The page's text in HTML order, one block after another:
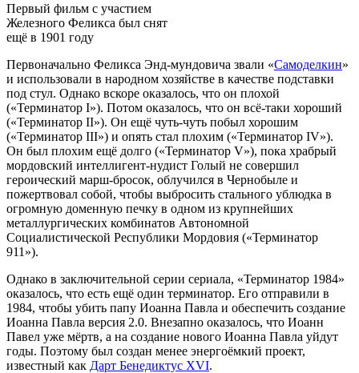
Первый фильм с участием
Железного Феликса был снят
ещё в 1901 году
Первоначально Феликса Энд-мундовича звали «Самоделкин»
и использовали в народном хозяйстве в качестве подставки
под стул. Однако вскоре оказалось, что он плохой
(«Терминатор I»). Потом оказалось, что он всё-таки хороший
(«Терминатор II»). Он ещё чуть-чуть побыл хорошим
(«Терминатор III») и опять стал плохим («Терминатор IV»).
Он был плохим ещё долго («Терминатор V»), пока храбрый
мордовский интеллигент-нудист Голый не совершил
героический марш-бросок, облучился в Чернобыле и
пожертвовал собой, чтобы выбросить стального ублюдка в
огромную доменную печку в одном из крупнейших
металлургических комбинатов Автономной
Социалистической Республики Мордовия («Терминатор
911»).
Однако в заключительной серии сериала, «Терминатор 1984»
оказалось, что есть ещё один терминатор. Его отправили в
1984, чтобы убить папу Иоанна Павла и обеспечить создание
Иоанна Павла версия 2.0. Внезапно оказалось, что Иоанн
Павел уже мёртв, а на создание нового Иоанна Павла уйдут
годы. Поэтому был создан менее энергоёмкий проект,
известный как Дарт Бенедиктус XVI.